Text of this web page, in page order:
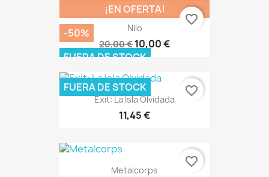
Nilo
20,00 € 10,00 €
¡EN OFERTA!
-50%
FUERA DE STOCK
favorite_border
Exit: La Isla Olvidada
11,45 €
FUERA DE STOCK favorite_border
Metalcorps
favorite_border